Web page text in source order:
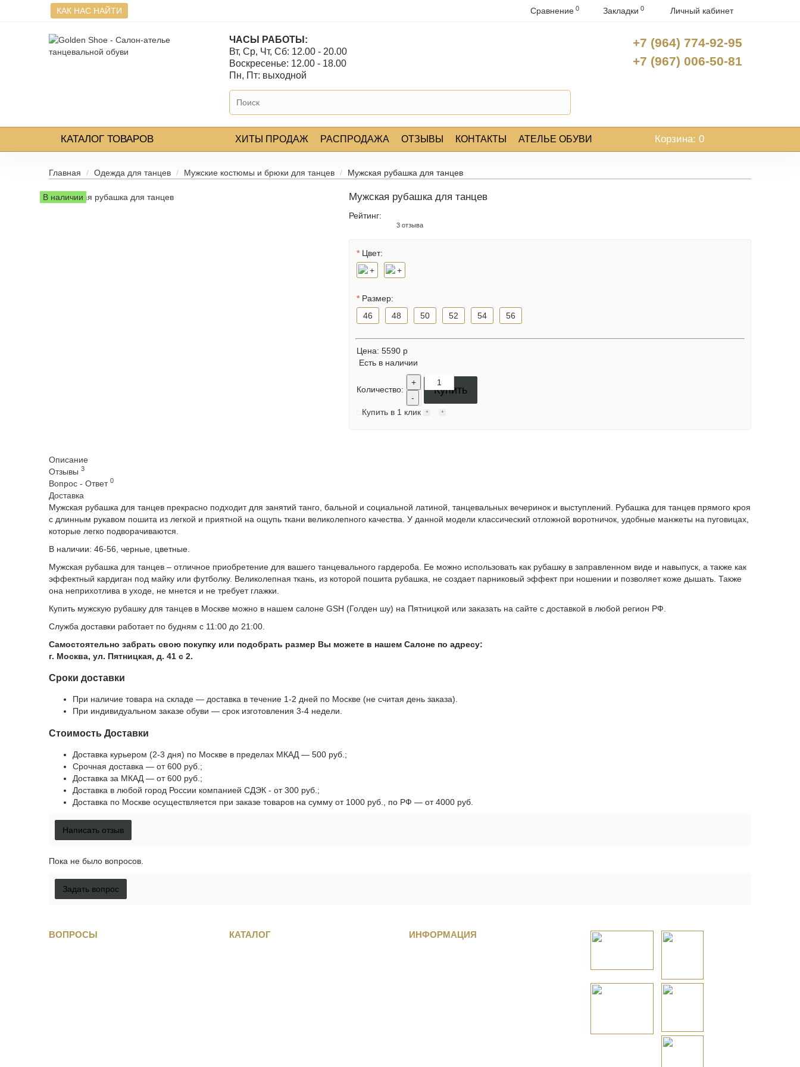
КАК НАС НАЙТИ Сравнение 0 Закладки 0 Личный кабинет
ЧАСЫ РАБОТЫ:
Вт, Ср, Чт, Сб: 12.00 - 20.00
Воскресенье: 12.00 - 18.00
Пн, Пт: выходной
+7 (964) 774-92-95
+7 (967) 006-50-81
КАТАЛОГ ТОВАРОВ ХИТЫ ПРОДАЖ РАСПРОДАЖА ОТЗЫВЫ КОНТАКТЫ АТЕЛЬЕ ОБУВИ Корзина: 0
Главная Одежда для танцев Мужские костюмы и брюки для танцев Мужская рубашка для танцев
В наличии Мужская рубашка для танцев
Рейтинг:
3 отзыва
Цвет:
Размер:
46
48 50 52 54 56
Цена: 5590 р
Есть в наличии
Количество:
+
-
Купить
Купить в 1 клик
Описание
Отзывы3
Вопрос - Ответ0
Доставка
Мужская рубашка для танцев прекрасно подходит для занятий танго, бальной и социальной латиной, танцевальных вечеринок и выступлений. Рубашка для танцев прямого кроя
с длинным рукавом пошита из легкой и приятной на ощупь ткани великолепного качества. У данной модели классический отложной воротничок, удобные манжеты на пуговицах,
которые легко подворачиваются.
В наличии: 46-56, черные, цветные.
Мужская рубашка для танцев – отличное приобретение для вашего танцевального гардероба. Ее можно использовать как рубашку в заправленном виде и навыпуск, а также как
эффектный кардиган под майку или футболку. Великолепная ткань, из которой пошита рубашка, не создает парниковый эффект при ношении и позволяет коже дышать. Также
она неприхотлива в уходе, не мнется и не требует глажки.
Купить мужскую рубашку для танцев в Москве можно в нашем салоне GSH (Голден шу) на Пятницкой или заказать на сайте с доставкой в любой регион РФ.
Служба доставки работает по будням с 11:00 до 21:00.
Самостоятельно забрать свою покупку или подобрать размер Вы можете в нашем Салоне по адресу:
г. Москва, ул. Пятницкая, д. 41 с 2.
Сроки доставки
При наличие товара на складе — доставка в течение 1-2 дней по Москве (не считая день заказа).
При индивидуальном заказе обуви — срок изготовления 3-4 недели.
Стоимость Доставки
Доставка курьером (2-3 дня) по Москве в пределах МКАД — 500 руб.;
Срочная доставка — от 600 руб.;
Доставка за МКАД — от 600 руб.;
Доставка в любой город России компанией СДЭК - от 300 руб.;
Доставка по Москве осуществляется при заказе товаров на сумму от 1000 руб., по РФ — от 4000 руб.
Написать отзыв
Пока не было вопросов.
Задать вопрос
ВОПРОСЫ КАТАЛОГ ИНФОРМАЦИЯ